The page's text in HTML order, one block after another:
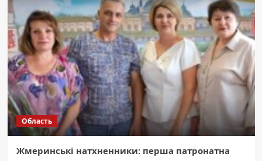
Область
Жмеринські натхненники: перша патронатна